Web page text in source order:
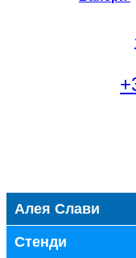
Алея Слави
Стенди